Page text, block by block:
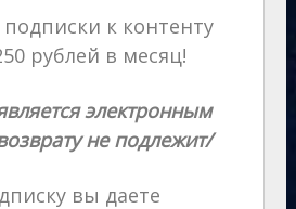
к контенту
рублей в месяц!
электронным
не подлежит/
вы даете